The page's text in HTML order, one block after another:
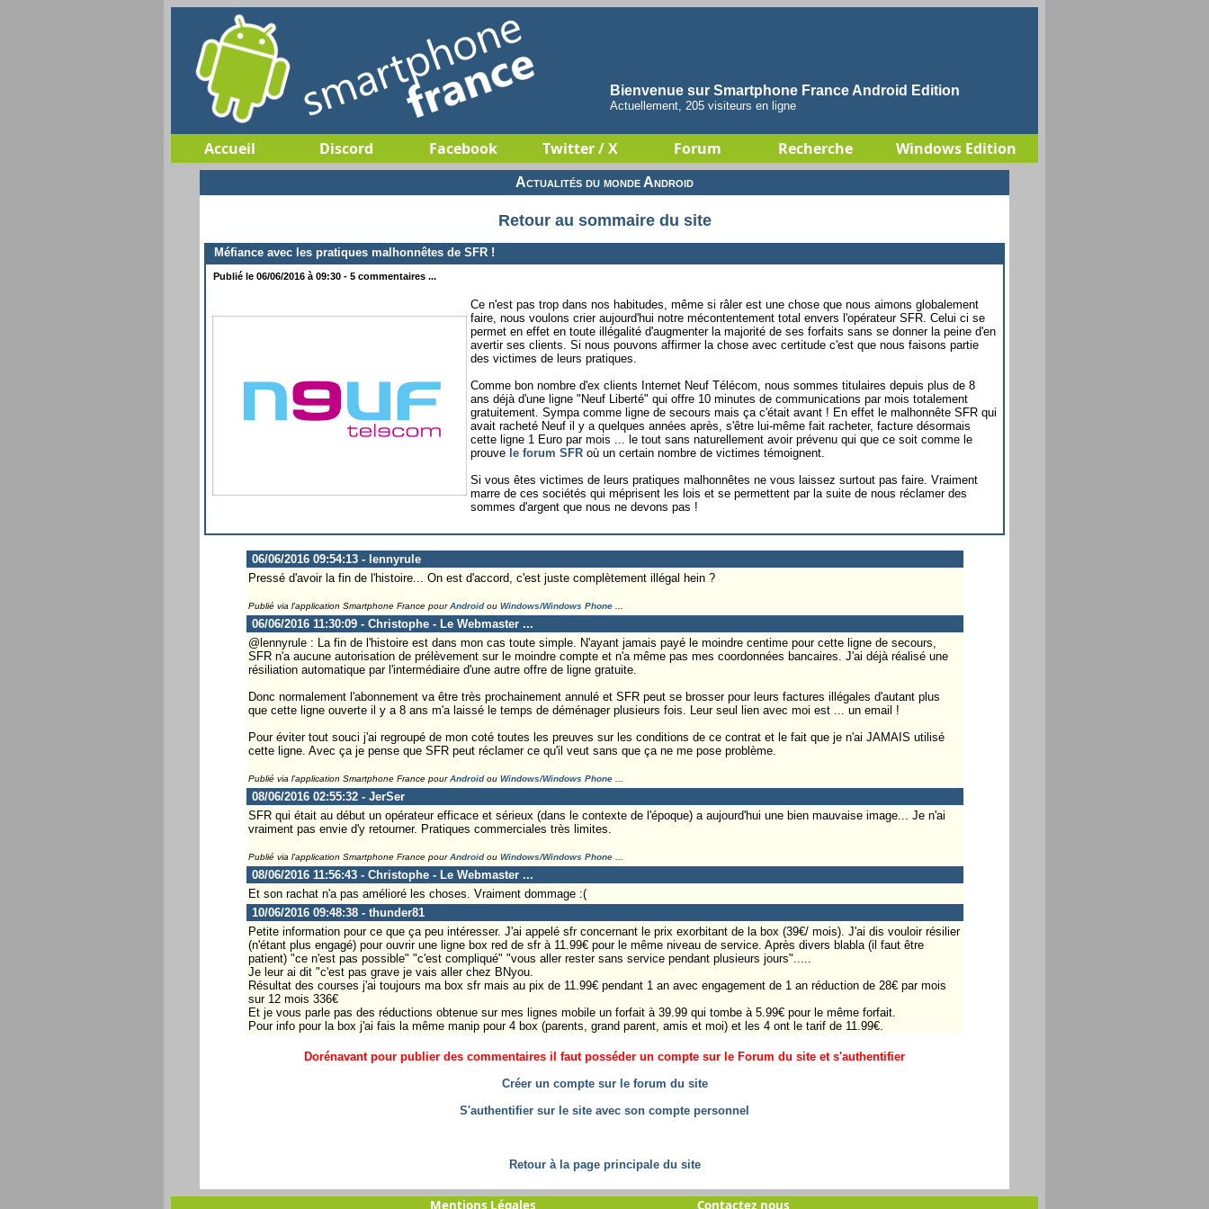
Bienvenue sur Smartphone France Android Edition
Actuellement, 205 visiteurs en ligne
Accueil Discord Facebook Twitter / X Forum Recherche Windows Edition
Actualités du monde Android
Retour au sommaire du site
Méfiance avec les pratiques malhonnêtes de SFR !
Publié le 06/06/2016 à 09:30 - 5 commentaires ...
Ce n'est pas trop dans nos habitudes, même si râler est une chose que nous aimons globalement
faire, nous voulons crier aujourd'hui notre mécontentement total envers l'opérateur SFR. Celui ci se
permet en effet en toute illégalité d'augmenter la majorité de ses forfaits sans se donner la peine d'en
avertir ses clients. Si nous pouvons affirmer la chose avec certitude c'est que nous faisons partie
des victimes de leurs pratiques.
Comme bon nombre d'ex clients Internet Neuf Télécom, nous sommes titulaires depuis plus de 8
ans déjà d'une ligne "Neuf Liberté" qui offre 10 minutes de communications par mois totalement
gratuitement. Sympa comme ligne de secours mais ça c'était avant ! En effet le malhonnête SFR qui
avait racheté Neuf il y a quelques années après, s'être lui-même fait racheter, facture désormais
cette ligne 1 Euro par mois ... le tout sans naturellement avoir prévenu qui que ce soit comme le
prouve le forum SFR où un certain nombre de victimes témoignent.
Si vous êtes victimes de leurs pratiques malhonnêtes ne vous laissez surtout pas faire. Vraiment
marre de ces sociétés qui méprisent les lois et se permettent par la suite de nous réclamer des
sommes d'argent que nous ne devons pas !
06/06/2016 09:54:13 - lennyrule
Pressé d'avoir la fin de l'histoire... On est d'accord, c'est juste complètement illégal hein ?
Publié via l'application Smartphone France pourAndroidou Windows/Windows Phone...
06/06/2016 11:30:09 - Christophe - Le Webmaster ...
@lennyrule : La fin de l'histoire est dans mon cas toute simple. N'ayant jamais payé le moindre centime pour cette ligne de secours,
SFR n'a aucune autorisation de prélèvement sur le moindre compte et n'a même pas mes coordonnées bancaires. J'ai déjà réalisé une
résiliation automatique par l'intermédiaire d'une autre offre de ligne gratuite.
Donc normalement l'abonnement va être très prochainement annulé et SFR peut se brosser pour leurs factures illégales d'autant plus
que cette ligne ouverte il y a 8 ans m'a laissé le temps de déménager plusieurs fois. Leur seul lien avec moi est ... un email !
Pour éviter tout souci j'ai regroupé de mon coté toutes les preuves sur les conditions de ce contrat et le fait que je n'ai JAMAIS utilisé
cette ligne. Avec ça je pense que SFR peut réclamer ce qu'il veut sans que ça ne me pose problème.
Publié via l'application Smartphone France pourAndroidou Windows/Windows Phone...
08/06/2016 02:55:32 - JerSer
SFR qui était au début un opérateur efficace et sérieux (dans le contexte de l'époque) a aujourd'hui une bien mauvaise image... Je n'ai
vraiment pas envie d'y retourner. Pratiques commerciales très limites.
Publié via l'application Smartphone France pourAndroidou Windows/Windows Phone...
08/06/2016 11:56:43 - Christophe - Le Webmaster ...
Et son rachat n'a pas amélioré les choses. Vraiment dommage :(
10/06/2016 09:48:38 - thunder81
Petite information pour ce que ça peu intéresser. J'ai appelé sfr concernant le prix exorbitant de la box (39€/ mois). J'ai dis vouloir résilier
(n'étant plus engagé) pour ouvrir une ligne box red de sfr à 11.99€ pour le même niveau de service. Après divers blabla (il faut être
patient) "ce n'est pas possible" "c'est compliqué" "vous aller rester sans service pendant plusieurs jours".....
Je leur ai dit "c'est pas grave je vais aller chez BNyou.
Résultat des courses j'ai toujours ma box sfr mais au pix de 11.99€ pendant 1 an avec engagement de 1 an réduction de 28€ par mois
sur 12 mois 336€
Et je vous parle pas des réductions obtenue sur mes lignes mobile un forfait à 39.99 qui tombe à 5.99€ pour le même forfait.
Pour info pour la box j'ai fais la même manip pour 4 box (parents, grand parent, amis et moi) et les 4 ont le tarif de 11.99€.
Dorénavant pour publier des commentaires il faut posséder un compte sur le Forum du site et s'authentifier
Créer un compte sur le forum du site
S'authentifier sur le site avec son compte personnel
Retour à la page principale du site
Mentions Légales Contactez nous